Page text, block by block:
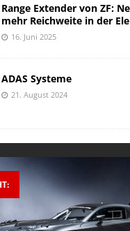
Range Extender von ZF:
mehr Reichweite in der
16. Juni 2025
ADAS Systeme
21. August 2024